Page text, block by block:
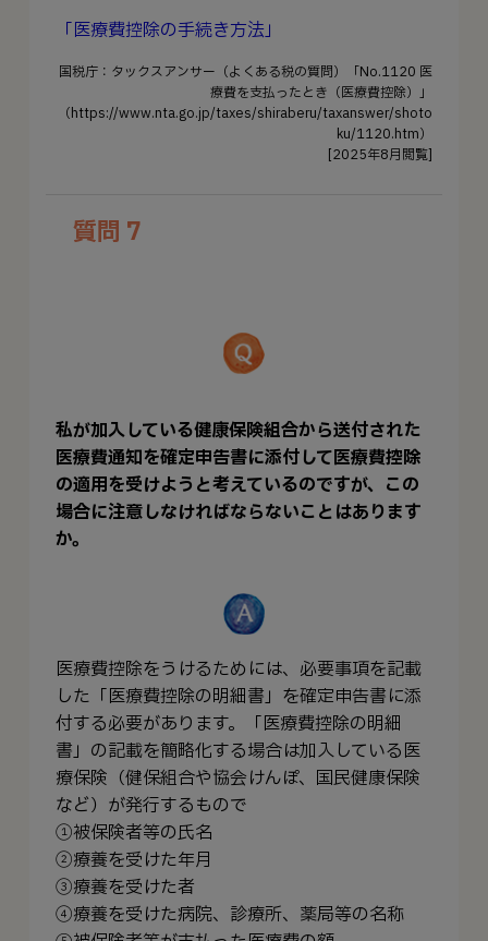
「医療費控除の手続き方法」
国税庁：タックスアンサー（よくある税の質問）「No.1120 医
療費を支払ったとき（医療費控除）」
（https://www.nta.go.jp/taxes/shiraberu/taxanswer/shoto
ku/1120.htm）
[2025年8月閲覧]
質問 7
私が加入している健康保険組合から送付された
医療費通知を確定申告書に添付して医療費控除
の適用を受けようと考えているのですが、この
場合に注意しなければならないことはあります
か。
医療費控除をうけるためには、必要事項を記載
した「医療費控除の明細書」を確定申告書に添
付する必要があります。「医療費控除の明細
書」の記載を簡略化する場合は加入している医
療保険（健保組合や協会けんぽ、国民健康保険
など）が発行するもので
①被保険者等の氏名
②療養を受けた年月
③療養を受けた者
④療養を受けた病院、診療所、薬局等の名称